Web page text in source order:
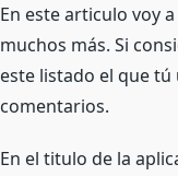
En este articulo voy
muchos más. Si
este listado el que
comentarios.
En el titulo de la